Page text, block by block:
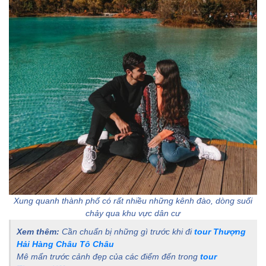
Giang mà bạn nên
thử
2. Gợi ý một số quán
ăn ngon ở Lệ Giang
I. Di chuyển từ Lệ Giang
đến Shangrila như thế
nào?
II. Khách sạn, nhà nghỉ ở
Shangrila
III. Du lịch ở Shangrila
chơi gì
1. Khe Hổ Nhảy
(Tiger Leaping
2. Phố cổ Shangrila
(Shangri – La Old
Town hoặc
Xung quanh thành phố có rất nhiều những kênh đào, dòng suối
chảy qua khu vực dân cư
Xem thêm: Cần chuẩn bị những gì trước khi đitour Thượng
Hải Hàng Châu Tô Châu
Mê mẩn trước cảnh đẹp của các điểm đến trong tour